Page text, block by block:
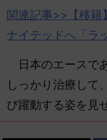
関連記事>>【移籍】
ナイテッドへ「ラ
日本のエースで
しっかり治療して
び躍動する姿を見